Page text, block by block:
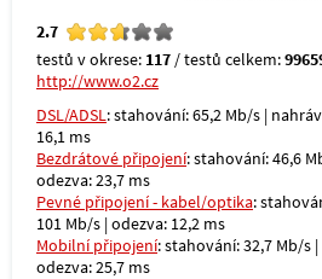
2.7
testů v okrese: 117 / testů celkem:
http://www.o2.cz
DSL/ADSL: stahování: 65,2 Mb/s |
16,1 ms
Bezdrátové připojení: stahování: 46,6
odezva: 23,7 ms
Pevné připojení - kabel/optika:
101 Mb/s | odezva: 12,2 ms
Mobilní připojení: stahování: 32,7 Mb/s
odezva: 25,7 ms